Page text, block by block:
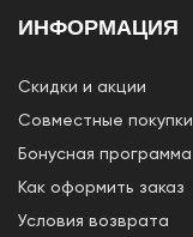
ИНФОРМАЦИЯ
Скидки и акции
Совместные покупки
Бонусная программа
Как оформить заказ
Условия возврата